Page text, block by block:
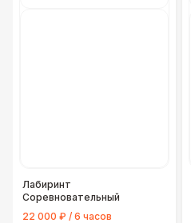
Лабиринт
Соревновательный
22 000 ₽ / 6 часов